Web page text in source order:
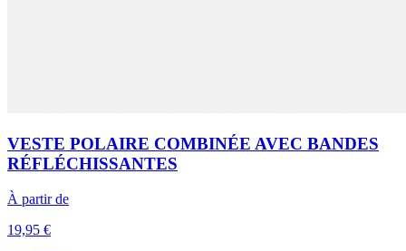
VESTE POLAIRE COMBINÉE AVEC BANDES
RÉFLÉCHISSANTES
À partir de
19,95 €